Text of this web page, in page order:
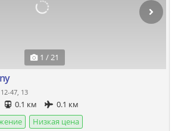
1 / 21
47, 13
0.1 км
0.1 км
Низкая цена